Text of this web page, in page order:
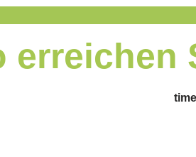
erreichen